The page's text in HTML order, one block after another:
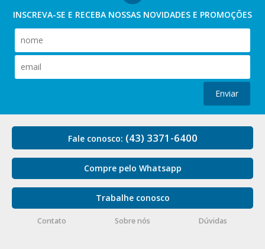
INSCREVA-SE E RECEBA NOSSAS NOVIDADES E PROMOÇÕES
Enviar
Fale conosco: (43) 3371-6400
Compre pelo Whatsapp
Trabalhe conosco
Contato Sobre nós Dúvidas